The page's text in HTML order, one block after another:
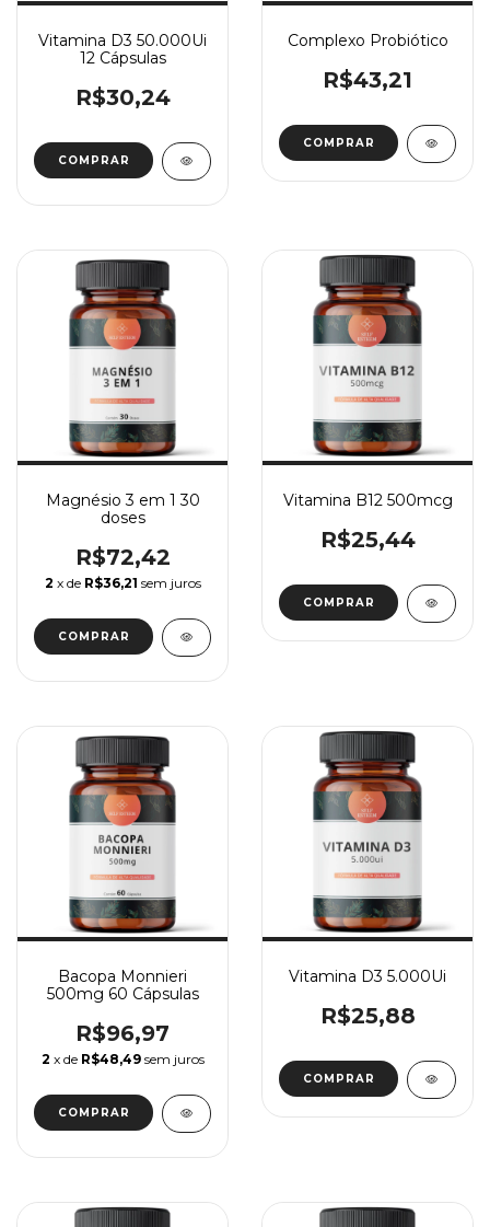
Vitamina D3 50.000Ui
12 Cápsulas
R$30,24
Complexo Probiótico
R$43,21
COMPRAR
Magnésio 3 em 1 30
doses
R$72,42
2 x de R$36,21 sem juros
Vitamina B12 500mcg
R$25,44
COMPRAR
Bacopa Monnieri
500mg 60 Cápsulas
R$96,97
2 x de R$48,49 sem juros
Vitamina D3 5.000Ui
R$25,88
COMPRAR